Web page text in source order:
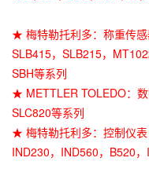
★ 梅特勒托利多：称重传感
SLB415，SLB215，
SBH等系列
★ METTLER TOLEDO：
SLC820等系列
★ 梅特勒托利多：控制仪表
IND230，IND560，B520